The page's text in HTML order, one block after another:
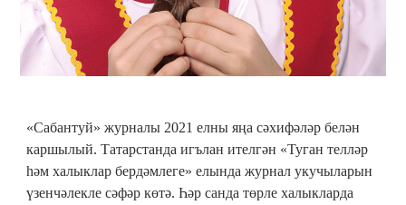
«Сабантуй» журналы 2021 елны яңа сәхифәләр белән
каршылый. Татарстанда игълан ителгән «Туган телләр
һәм халыклар бердәмлеге» елында журнал укучыларын
үзенчәлекле сәфәр көтә. Һәр санда төрле халыкларда